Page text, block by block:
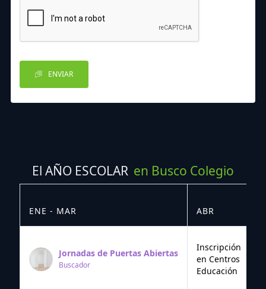
ENVIAR
El AÑO ESCOLAR en Busco Colegio
ENE - MAR ABR
Jornadas de Puertas Abiertas
Buscador
Inscripción
en Centros
Educación